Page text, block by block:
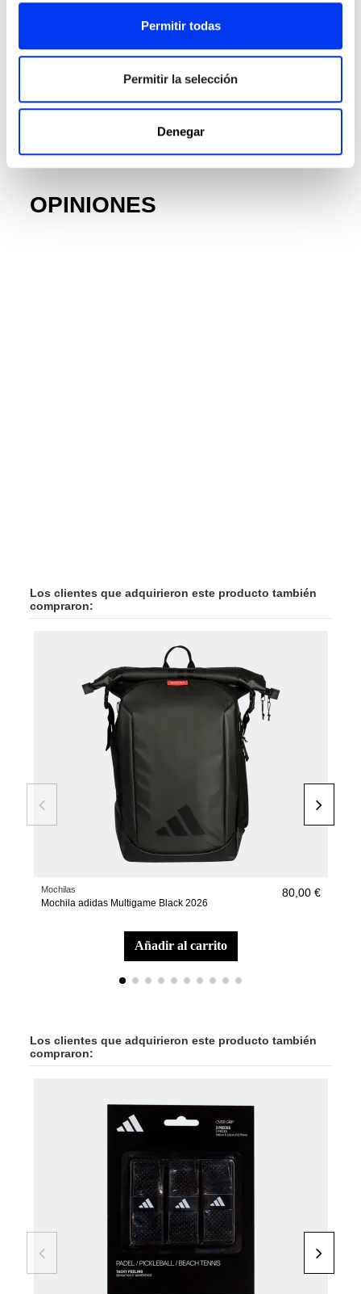
Permitir todas
Permitir la selección
Denegar
DETALLES
OPINIONES
Los clientes que adquirieron este producto también
compraron:
Mochilas
Mochila adidas Multigame Black 2026
80,00 €
añadir al carrito
Los clientes que adquirieron este producto también
compraron: